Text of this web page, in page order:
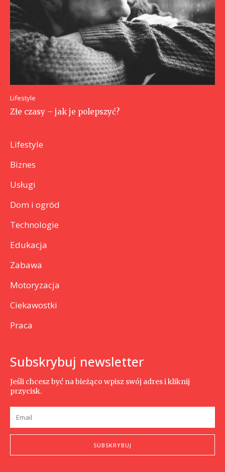
Lifestyle
Złe czasy – jak je polepszyć?
Lifestyle
Biznes
Usługi
Dom i ogród
Technologie
Edukacja
Zabawa
Motoryzacja
Ciekawostki
Praca
Subskrybuj newsletter
Jeśli chcesz być na bieżąco wpisz swój adres i kliknij
przycisk.
SUBSKRYBUJ